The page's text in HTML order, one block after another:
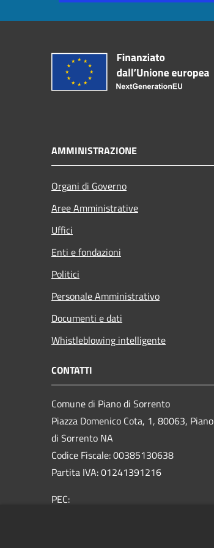
AMMINISTRAZIONE
Organi di Governo
Aree Amministrative
Uffici
Enti e fondazioni
Politici
Personale Amministrativo
Documenti e dati
Whistleblowing intelligente
CONTATTI
Comune di Piano di Sorrento
Piazza Domenico Cota, 1, 80063, Piano
di Sorrento NA
Codice Fiscale: 00385130638
Partita IVA: 01241391216
PEC: